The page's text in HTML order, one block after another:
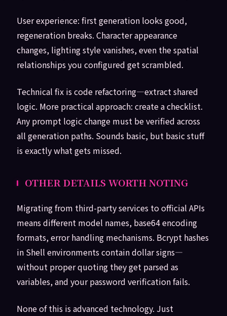
User experience: first generation looks good,
regeneration breaks. Character appearance
changes, lighting style vanishes, even the spatial
relationships you configured get scrambled.
Technical fix is code refactoring—extract shared
logic. More practical approach: create a checklist.
Any prompt logic change must be verified across
all generation paths. Sounds basic, but basic stuff
is exactly what gets missed.
OTHER DETAILS WORTH NOTING
Migrating from third-party services to official APIs
means different model names, base64 encoding
formats, error handling mechanisms. Bcrypt hashes
in Shell environments contain dollar signs—
without proper quoting they get parsed as
variables, and your password verification fails.
None of this is advanced technology. Just